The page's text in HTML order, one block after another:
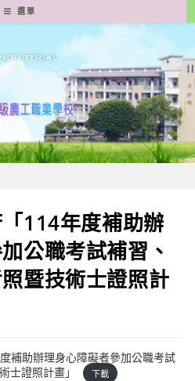
選單
114年度補助辦
公職考試補習、
暨技術士證照計
補助辦理身心障礙者參加公職考試
士證照計畫」
下載